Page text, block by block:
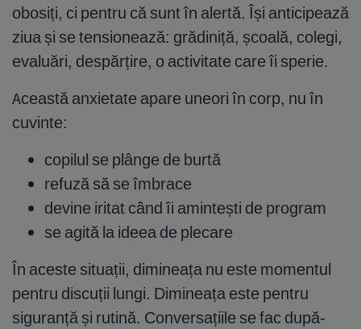
obosiți, ci pentru că sunt în alertă. Își anticipează
ziua și se tensionează: grădiniță, școală, colegi,
evaluări, despărțire, o activitate care îi sperie.
Această anxietate apare uneori în corp, nu în
cuvinte:
copilul se plânge de burtă
refuză să se îmbrace
devine iritat când îi amintești de program
se agită la ideea de plecare
În aceste situații, dimineața nu este momentul
pentru discuții lungi. Dimineața este pentru
siguranță și rutină. Conversațiile se fac după-